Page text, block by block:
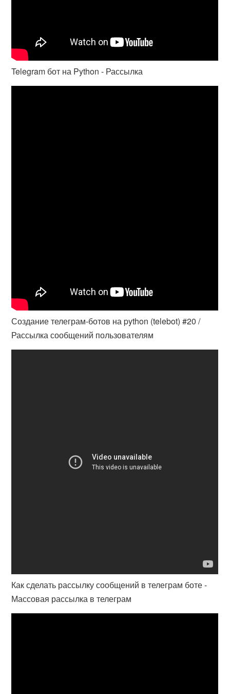
Telegram бот на Python - Рассылка
Создание телеграм-ботов на python (telebot) #20 /
Рассылка сообщений пользователям
Как сделать рассылку сообщений в телеграм боте -
Массовая рассылка в телеграм